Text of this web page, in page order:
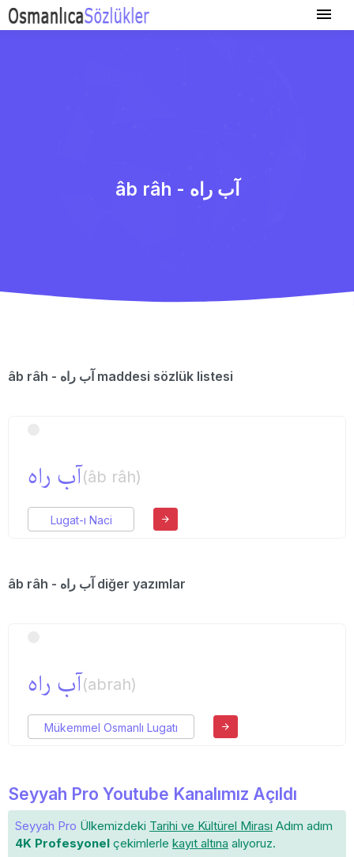
âb râh - آب راه
âb râh - آب راه maddesi sözlük listesi
آب راه(âb râh)
Lugat-ı Naci
âb râh - آب راه diğer yazımlar
آب راه(abrah)
Mükemmel Osmanlı Lugatı
Seyyah Pro Youtube Kanalımız Açıldı
Seyyah Pro Ülkemizdeki Tarihi ve Kültürel Mirası Adım adım
4K Profesyonel çekimlerle kayıt altına alıyoruz.